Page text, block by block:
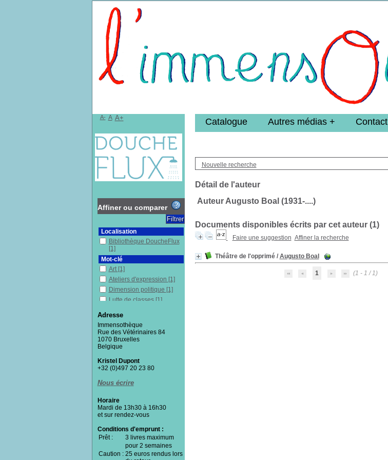
Nouvelle recherche
Détail de l'auteur
Auteur Augusto Boal (1931-....)
Documents disponibles écrits par cet auteur (1)
Faire une suggestion Affiner la recherche
Théâtre de l'opprimé/ Augusto Boal
1 (1 - 1 / 1)
Catalogue Autres médias Contact
A- A A+
Affiner ou comparer
Localisation
Bibliothèque DoucheFlux
[1]
Mot-clé
Art [1]
Ateliers d'expression [1]
Dimension politique [1]
Lutte de classes [1]
Mythologie
Philosophie[1]
Poésie[1]
Théâtre
Section
Fictions
Adresse
Immensothèque
Rue des Vétérinaires 84
1070 Bruxelles
Belgique
Kristel Dupont
+32 (0)497 20 23 80
Nous écrire
Horaire
Mardi de 13h30 à 16h30
et sur rendez-vous
Conditions d'emprunt :
Prêt :
3 livres maximum
pour 2 semaines
Caution : 25 euros rendus lors